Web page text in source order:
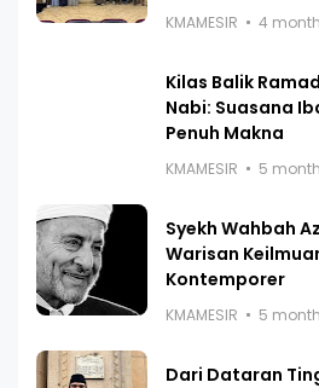
KMAMESIR 4
Kilas Balik
Nabi: Suasana
Penuh Makna
KMAMESIR 5
Syekh Wahbah
Warisan
Kontemporer
KMAMESIR 5
Dari Dataran